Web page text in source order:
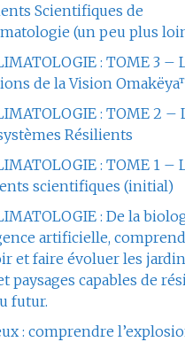
Scientifiques de
(un peu plus
: TOME 3 –
de la Vision
: TOME 2 –
Résilients
: TOME 1 –
scientifiques (initial)
: De la
artificielle,
et faire évoluer les
paysages capables de
futur.
: comprendre